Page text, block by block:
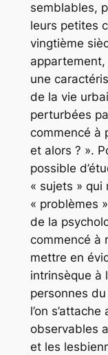
semblables,
leurs petites
vingtième
appartement,
une
de la vie
perturbées
commencé à
et alors ? ».
possible
« sujets » qui
« problèmes
de la
commencé à
mettre en
intrinsèque à
personnes du
l’on
observables
et les